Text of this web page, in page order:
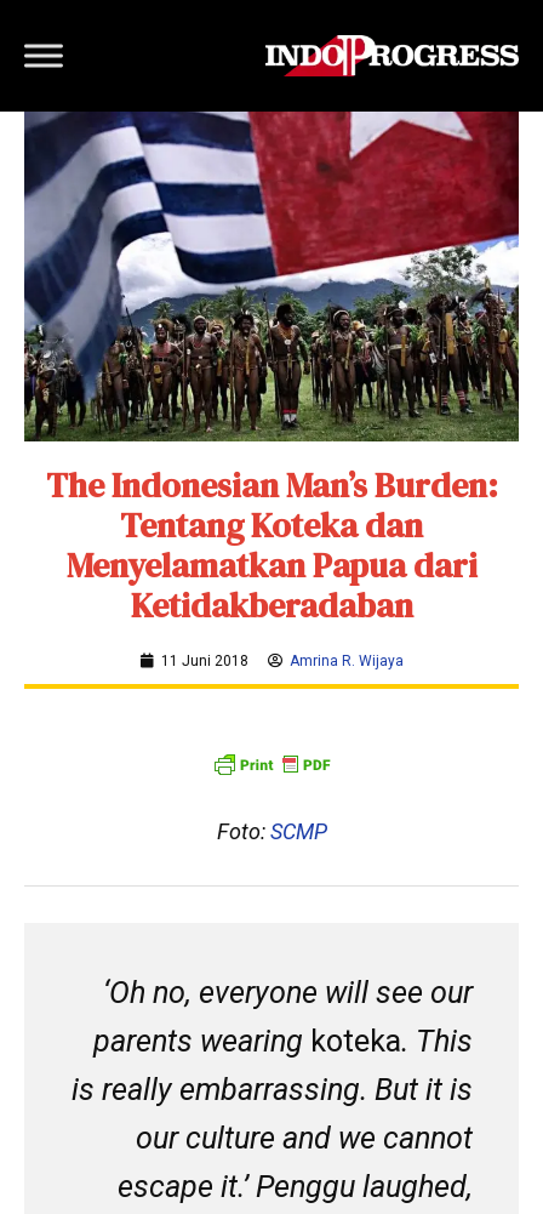
The Indonesian Man’s Burden:
Tentang Koteka dan
Menyelamatkan Papua dari
Ketidakberadaban
11 Juni 2018 Amrina R. Wijaya
Foto:SCMP
‘Oh no, everyone will see our
parents wearing koteka. This
is really embarrassing. But it is
our culture and we cannot
escape it.’ Penggu laughed,